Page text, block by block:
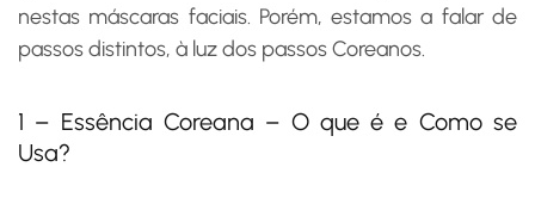
nestas máscaras faciais. Porém, estamos a falar de
passos distintos, à luz dos passos Coreanos.
1 – Essência Coreana – O que é e Como se
Usa?